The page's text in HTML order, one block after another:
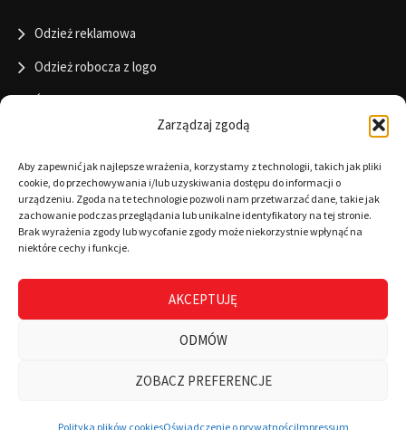
Zarządzaj zgodą
Aby zapewnić jak najlepsze wrażenia, korzystamy z technologii, takich jak pliki
cookie, do przechowywania i/lub uzyskiwania dostępu do informacji o
urządzeniu. Zgoda na te technologie pozwoli nam przetwarzać dane, takie jak
zachowanie podczas przeglądania lub unikalne identyfikatory na tej stronie.
Brak wyrażenia zgody lub wycofanie zgody może niekorzystnie wpłynąć na
niektóre cechy i funkcje.
AKCEPTUJĘ
ODMÓW
ZOBACZ PREFERENCJE
Polityka plików cookiesOświadczenie o prywatnościImpressum
Wszystkie kategorie Wyszukaj Mój koszyk
Odzież reklamowa
Odzież robocza z logo
Święta
Informacje
RODO
Polityka cookies
Warunki płatności